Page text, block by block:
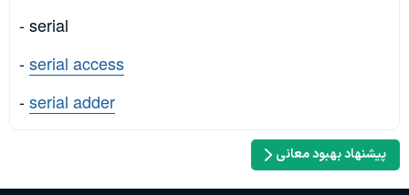
- serial
-serial access
-serial adder
پیشنهاد بهبود معانی